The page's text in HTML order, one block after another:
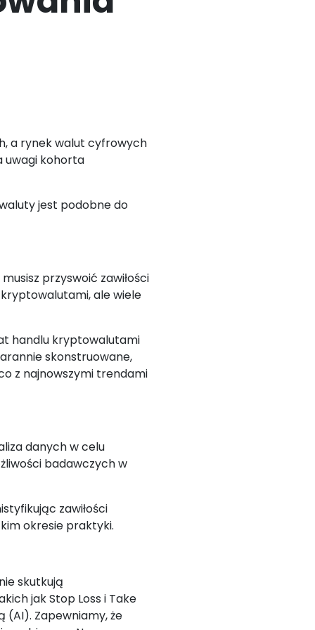
a rynek walut cyfrowych
uwagi kohorta
jest podobne do
przyswoić zawiłości
ale wiele
handlu kryptowalutami
skonstruowane,
z najnowszymi trendami
danych w celu
badawczych w
zawiłości
okresie praktyki.
skutkują
jak Stop Loss i Take
(AI). Zapewniamy, że